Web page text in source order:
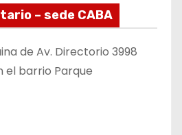
– sede CABA
de Av. Directorio 3998
el barrio Parque